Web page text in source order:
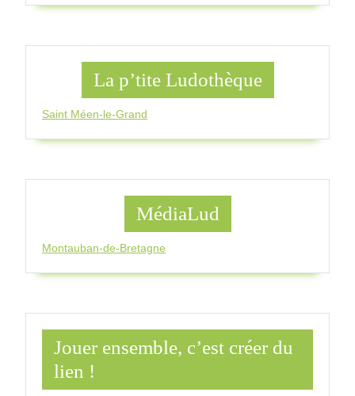
La p’tite Ludothèque
Saint Méen-le-Grand
MédiaLud
Montauban-de-Bretagne
Jouer ensemble, c’est créer du
lien !